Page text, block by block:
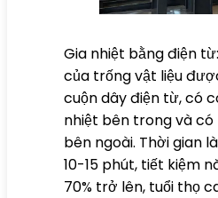
Gia nhiệt bằng điện
của trống vật liệu
cuộn dây điện từ, có
nhiệt bên trong và
bên ngoài. Thời gian
10-15 phút, tiết kiệm
70% trở lên, tuổi thọ